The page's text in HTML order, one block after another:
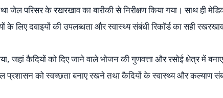
जेल परिसर के रखरखाव का बारीकी से निरीक्षण किया गया। साथ ही
के लिए दवाइयों की उपलब्धता और स्वास्थ्य संबंधी रिकॉर्ड का सही
जहां कैदियों को दिए जाने वाले भोजन की गुणवत्ता और रसोई क्षेत्र में
प्रशासन को स्वच्छता बनाए रखने तथा कैदियों के स्वास्थ्य और कल्याण